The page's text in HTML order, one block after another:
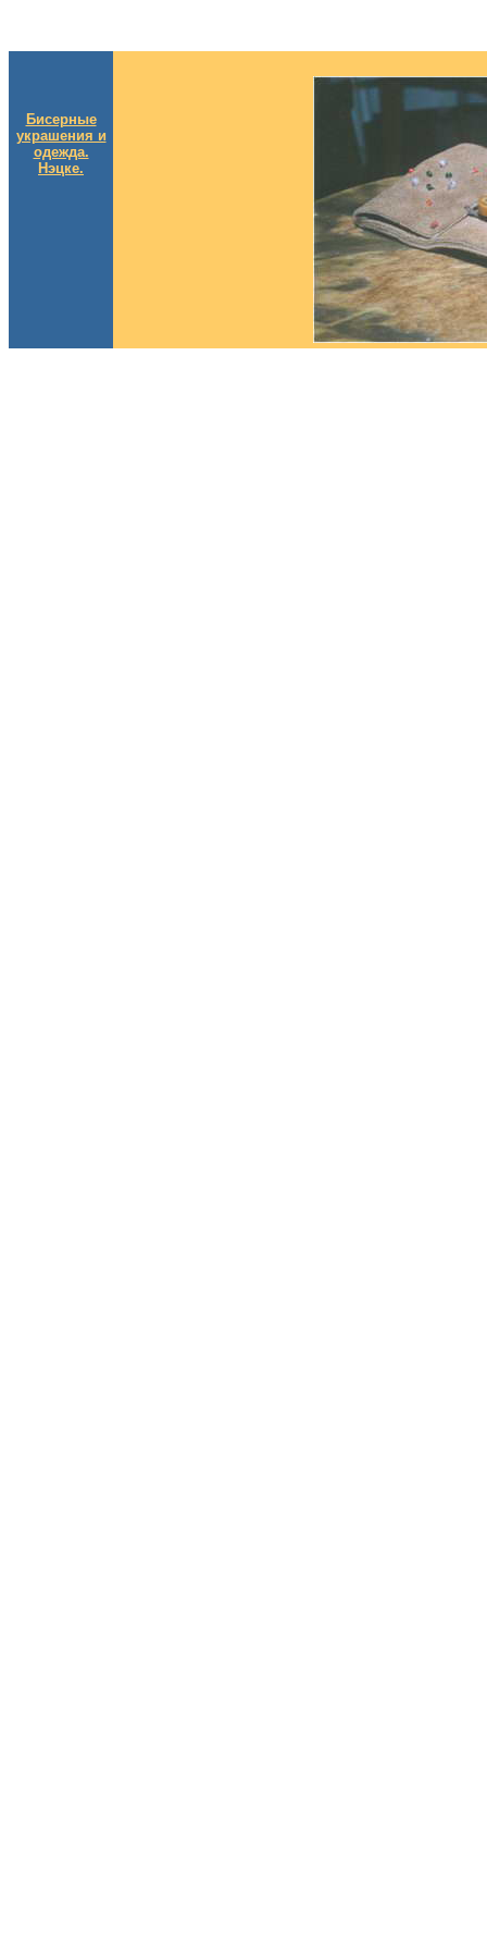
Бисерные
украшения и
одежда.
Нэцке.